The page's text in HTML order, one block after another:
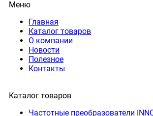
Меню
Главная
Каталог товаров
О компании
Новости
Полезное
Контакты
Каталог товаров
Частотные преобразователи